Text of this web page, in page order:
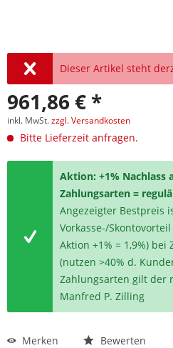
Dieser Artikel steht
961,86 € *
inkl. MwSt.zzgl. Versandkosten
Bitte Lieferzeit anfragen.
Aktion: +1% Nachlass
Zahlungsarten =
Angezeigter Bestpreis
Vorkasse-/
Aktion +1% = 1,9%)
(nutzen >40% d.
Zahlungsarten gilt der
Manfred P. Zilling
Merken Bewerten